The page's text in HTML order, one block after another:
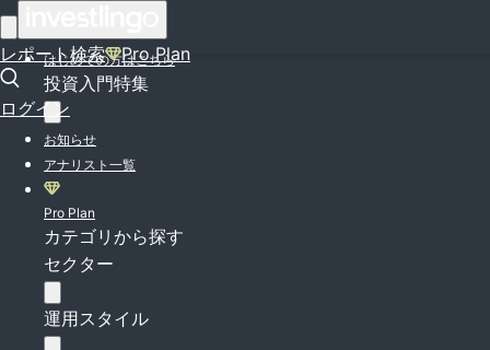
レポート検索 Pro Plan
ログイン
はじめての方はこちら
投資入門特集
お知らせ
アナリスト一覧
Pro Plan
カテゴリから探す
セクター
運用スタイル